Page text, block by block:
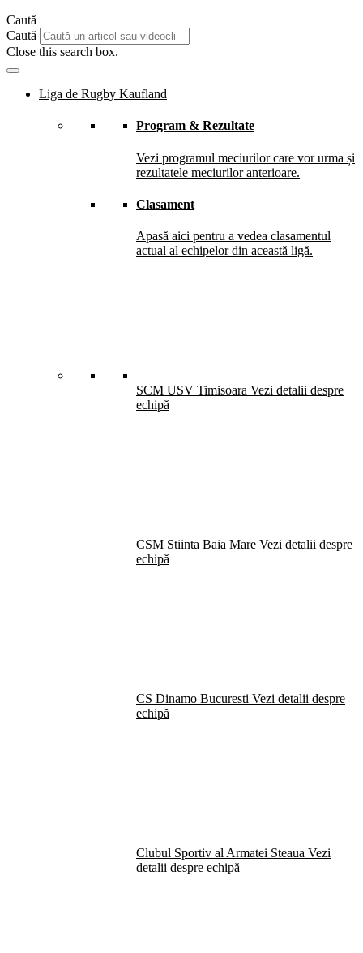
Caută
Caută
Close this search box.
Liga de Rugby Kaufland
Program & Rezultate
Vezi programul meciurilor care vor urma și
rezultatele meciurilor anterioare.
Clasament
Apasă aici pentru a vedea clasamentul
actual al echipelor din această ligă.
SCM USV Timisoara Vezi detalii despre
echipă
CSM Stiinta Baia Mare Vezi detalii despre
echipă
CS Dinamo Bucuresti Vezi detalii despre
echipă
Clubul Sportiv al Armatei Steaua Vezi
detalii despre echipă